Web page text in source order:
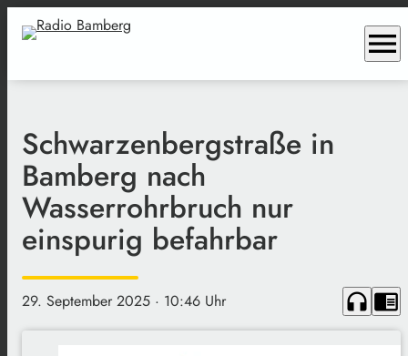
menu
Schwarzenbergstraße in
Bamberg nach
Wasserrohrbruch nur
einspurig befahrbar
29. September 2025 · 10:46 Uhr headphones chrome_reader_mode